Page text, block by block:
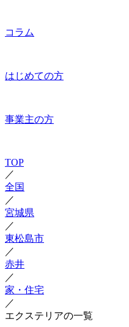
コラム
はじめての方
事業主の方
TOP
／
全国
／
宮城県
／
東松島市
／
赤井
／
家・住宅
／
エクステリアの一覧